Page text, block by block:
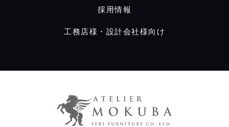
採用情報
工務店様・設計会社様向け